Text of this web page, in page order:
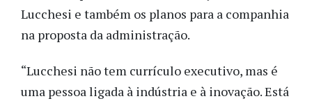
Lucchesi e também os planos para a companhia
na proposta da administração.
“Lucchesi não tem currículo executivo, mas é
uma pessoa ligada à indústria e à inovação. Está